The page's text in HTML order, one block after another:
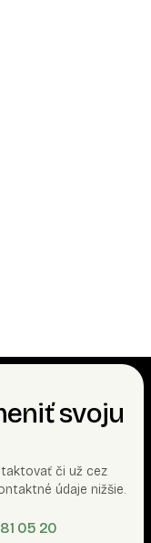
svoju
či už cez
údaje nižšie.
05 20